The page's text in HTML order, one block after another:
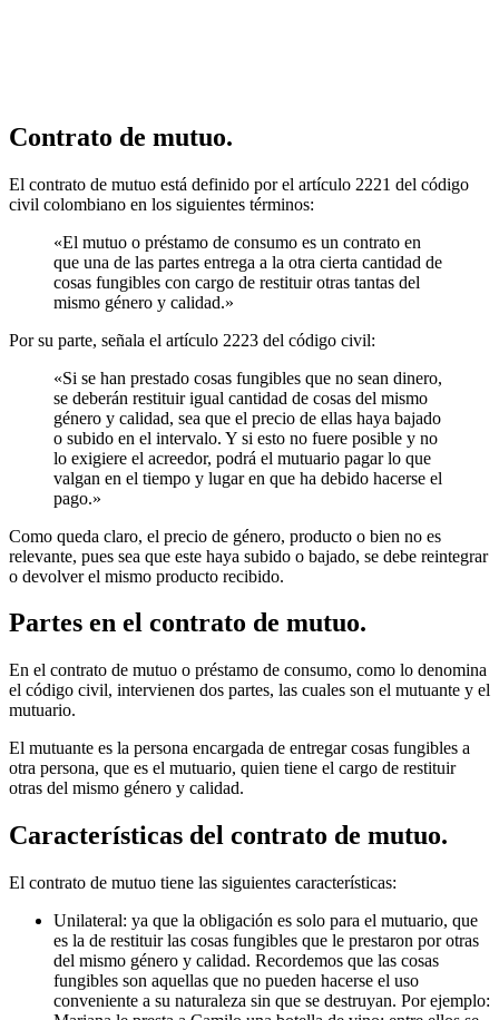
Contrato de mutuo.
El contrato de mutuo está definido por el artículo 2221 del código
civil colombiano en los siguientes términos:
«El mutuo o préstamo de consumo es un contrato en
que una de las partes entrega a la otra cierta cantidad de
cosas fungibles con cargo de restituir otras tantas del
mismo género y calidad.»
Por su parte, señala el artículo 2223 del código civil:
«Si se han prestado cosas fungibles que no sean dinero,
se deberán restituir igual cantidad de cosas del mismo
género y calidad, sea que el precio de ellas haya bajado
o subido en el intervalo. Y si esto no fuere posible y no
lo exigiere el acreedor, podrá el mutuario pagar lo que
valgan en el tiempo y lugar en que ha debido hacerse el
pago.»
Como queda claro, el precio de género, producto o bien no es
relevante, pues sea que este haya subido o bajado, se debe reintegrar
o devolver el mismo producto recibido.
Partes en el contrato de mutuo.
En el contrato de mutuo o préstamo de consumo, como lo denomina
el código civil, intervienen dos partes, las cuales son el mutuante y el
mutuario.
El mutuante es la persona encargada de entregar cosas fungibles a
otra persona, que es el mutuario, quien tiene el cargo de restituir
otras del mismo género y calidad.
Características del contrato de mutuo.
El contrato de mutuo tiene las siguientes características:
Unilateral: ya que la obligación es solo para el mutuario, que
es la de restituir las cosas fungibles que le prestaron por otras
del mismo género y calidad. Recordemos que las cosas
fungibles son aquellas que no pueden hacerse el uso
conveniente a su naturaleza sin que se destruyan. Por ejemplo: